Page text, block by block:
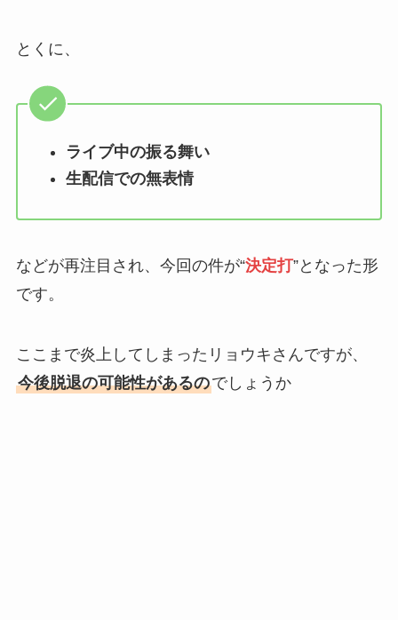
とくに、
ライブ中の振る舞い
生配信での無表情
などが再注目され、今回の件が“決定打”となった形
です。
ここまで炎上してしまったリョウキさんですが、
今後脱退の可能性があるのでしょうか